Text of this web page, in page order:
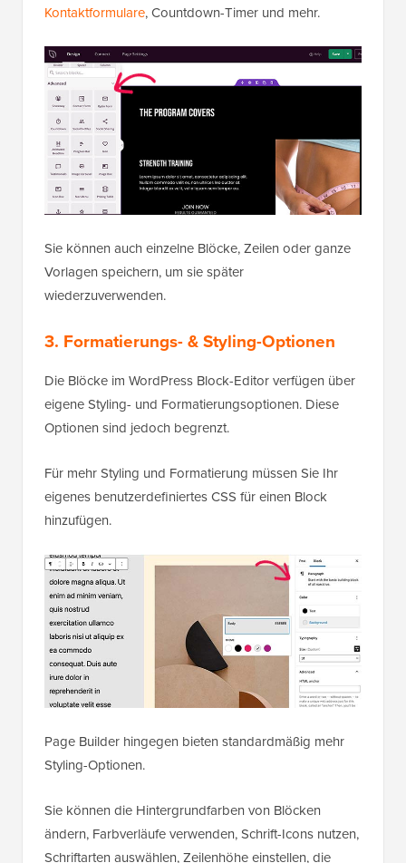
Kontaktformulare, Countdown-Timer und mehr.
Sie können auch einzelne Blöcke, Zeilen oder ganze
Vorlagen speichern, um sie später
wiederzuverwenden.
3. Formatierungs- & Styling-Optionen
Die Blöcke im WordPress Block-Editor verfügen über
eigene Styling- und Formatierungsoptionen. Diese
Optionen sind jedoch begrenzt.
Für mehr Styling und Formatierung müssen Sie Ihr
eigenes benutzerdefiniertes CSS für einen Block
hinzufügen.
Page Builder hingegen bieten standardmäßig mehr
Styling-Optionen.
Sie können die Hintergrundfarben von Blöcken
ändern, Farbverläufe verwenden, Schrift-Icons nutzen,
Schriftarten auswählen, Zeilenhöhe einstellen, die